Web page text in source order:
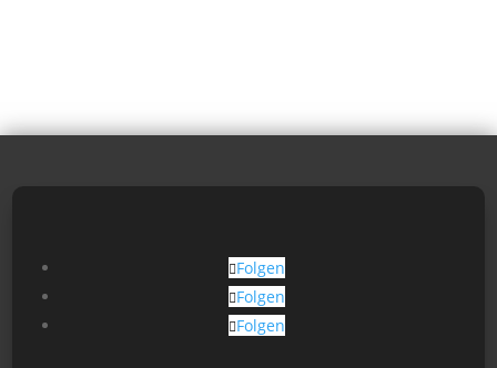
Folgen
Folgen
Folgen